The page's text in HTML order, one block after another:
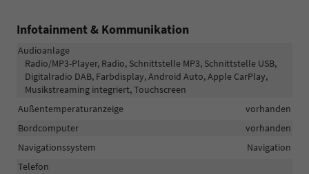
Infotainment & Kommunikation
Audioanlage
Radio/MP3-Player, Radio, Schnittstelle MP3, Schnittstelle USB,
Digitalradio DAB, Farbdisplay, Android Auto, Apple CarPlay,
Musikstreaming integriert, Touchscreen
Außentemperaturanzeige
vorhanden
Bordcomputer
vorhanden
Navigationssystem
Navigation
Telefon